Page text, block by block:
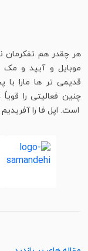
هر چقدر هم تفکرمان
موبایل و آیپد و
قدیمی تر ها مارا
چنین فعالیتی را
است. اپل فا را